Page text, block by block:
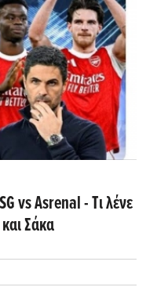
vs Αsrenal - Tι λένε
Σάκα